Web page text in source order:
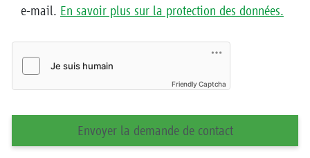
e-mail. En savoir plus sur la protection des données.
Friendly Captcha
Envoyer la demande de contact